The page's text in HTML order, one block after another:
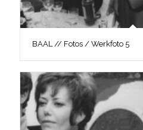
BAAL // Fotos / Werkfoto 5